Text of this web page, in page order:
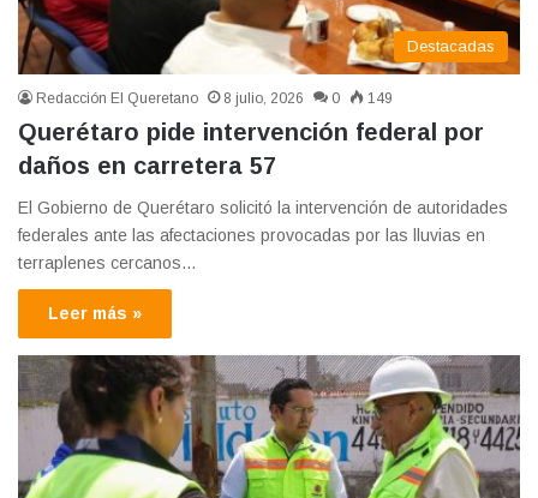
Destacadas
Redacción El Queretano 8 julio, 2026 0 149
Querétaro pide intervención federal por
daños en carretera 57
El Gobierno de Querétaro solicitó la intervención de autoridades
federales ante las afectaciones provocadas por las lluvias en
terraplenes cercanos…
Leer más »